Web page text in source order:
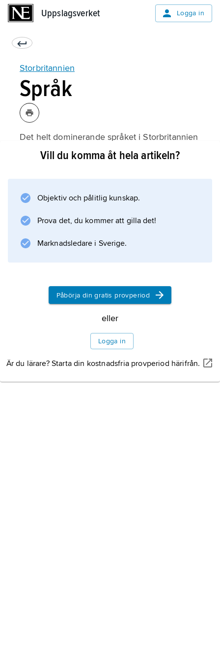
Uppslagsverket Logga in
Storbritannien
Språk
Det helt dominerande språket i Storbritannien
är engelska. Wales är dock ett delat
(kymriska), som är ett keltiskt språk, talas av
cirka 500 000 personer, vilka utgör cirka 25
Vill du komma åt hela artikeln?
Objektiv och pålitlig kunskap.
Prova det, du kommer att gilla det!
Marknadsledare i Sverige.
Påbörja din gratis provperiod
eller
Logga in
Är du lärare? Starta din kostnadsfria provperiod härifrån.